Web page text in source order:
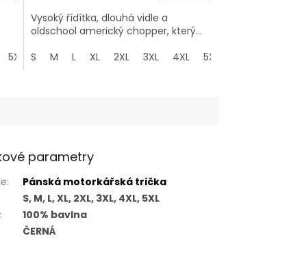
5XL
Vysoký řídítka, dlouhá vidle a
oldschool americký chopper, který...
S
M L XL 2XL 3XL 4XL 5XL
parametry
:
Pánská motorkářská trička
S, M, L, XL, 2XL, 3XL, 4XL, 5XL
:
100% bavlna
ČERNÁ